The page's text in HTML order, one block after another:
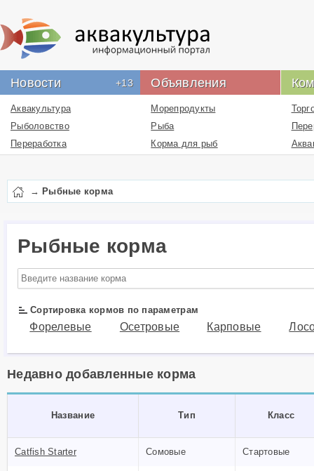
Новости +13 Объявления
Аквакультура
Рыболовство
Переработка
Морепродукты
Рыба
Корма для рыб
Лекарства
Работа
Другое
Сырье и добавки
Недвижимость
→ Рыбные корма
Рыбные корма
Сортировка кормов по параметрам
Форелевые Осетровые Карповые
Недавно добавленные корма
Название Тип Класс
Catfish Starter Сомовые Стартовые